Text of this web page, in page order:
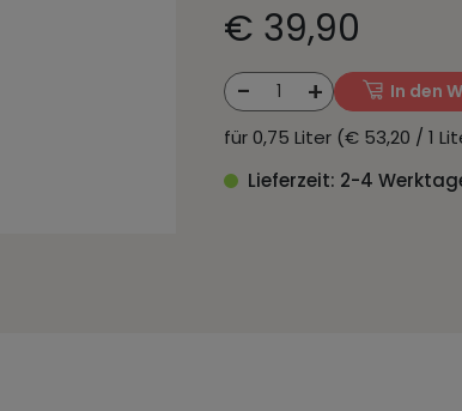
€ 39,90
- 1 + In den
für 0,75 Liter (€ 53,20 / 1
Lieferzeit: 2-4